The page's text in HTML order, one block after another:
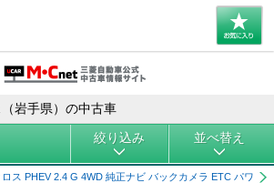
岩手県）の中古車
絞り込み 並べ替え
ス PHEV 2.4 G 4WD 純正ナビ バックカメラ ETC パワ